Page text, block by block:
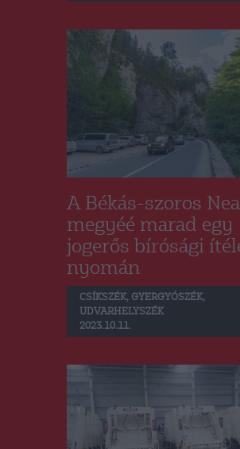
A Békás-szoros
megyéé marad egy
jogerős bírósági
nyomán
CSÍKSZÉK, GYERGYÓSZÉK,
UDVARHELYSZÉK
2023.10.11.